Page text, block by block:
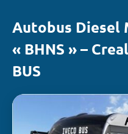
Autobus Diesel
« BHNS » –
BUS